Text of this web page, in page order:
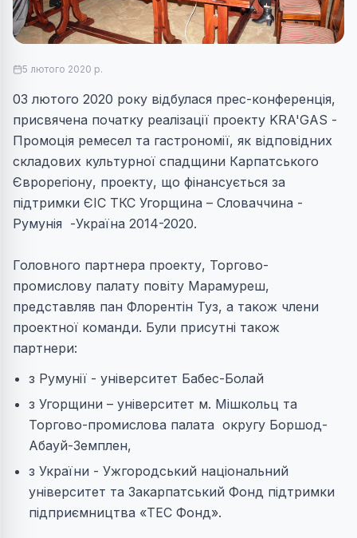
5 лютого 2020 р.
03 лютого 2020 року відбулася прес-конференція,
присвячена початку реалізації проекту KRA'GAS -
Промоція ремесел та гастрономії, як відповідних
складових культурної спадщини Карпатського
Єврорегіону, проекту, що фінансується за
підтримки ЄІС ТКС Угорщина – Словаччина -
Румунія -Україна 2014-2020.
Головного партнера проекту, Торгово-
промислову палату повіту Марамуреш,
представляв пан Флорентін Туз, а також члени
проектної команди. Були присутні також
партнери:
з Румунії - університет Бабес-Болай
з Угорщини – університет м. Мішкольц та
Торгово-промислова палата округу Боршод-
Абауй-Земплен,
з України - Ужгородський національний
університет та Закарпатський Фонд підтримки
підприємництва «ТЕС Фонд».